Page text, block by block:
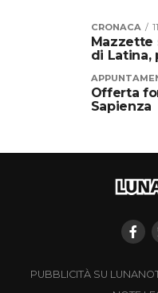
CRONACA
Mazzette
di Latina,
Offerta
Sapienza
PUBBLICITÀ SU